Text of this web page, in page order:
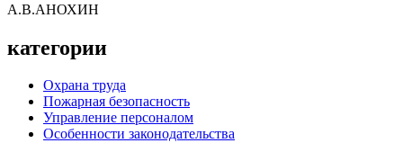
А.В.АНОХИН
категории
Охрана труда
Пожарная безопасность
Управление персоналом
Особенности законодательства